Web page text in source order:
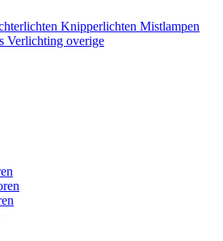
Knipperlichten Mistlampen
Verlichting overige